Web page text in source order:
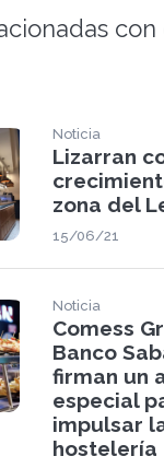
con
Noticia
Lizarran
zona del
15/06/21
Noticia
Comess
Banco
firman un
especial
impulsar
hostelería